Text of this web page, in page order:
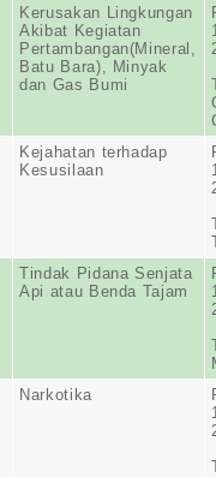
Kerusakan Lingkungan
Akibat Kegiatan
Pertambangan(Mineral,
Batu Bara), Minyak
dan Gas Bumi
Kejahatan terhadap
Kesusilaan
Tindak Pidana Senjata
Api atau Benda Tajam
Narkotika